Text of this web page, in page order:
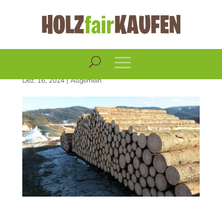
Holzmarktbericht
Dezember 2024
Dez. 16, 2024|Allgemein